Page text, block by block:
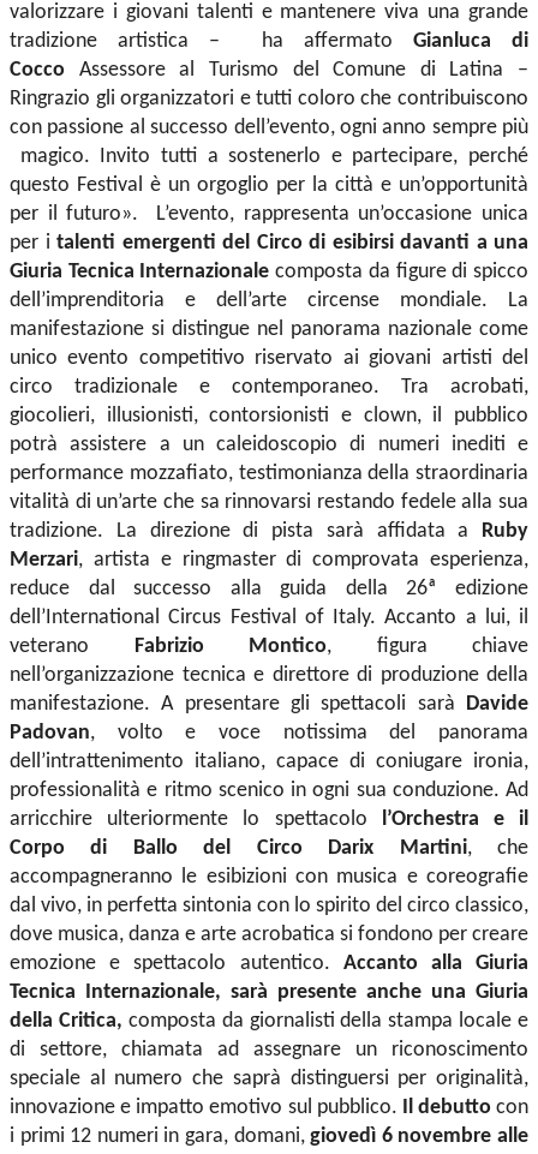
valorizzare i giovani talenti e mantenere viva una grande
tradizione artistica – ha affermato Gianluca di
Cocco Assessore al Turismo del Comune di Latina –
Ringrazio gli organizzatori e tutti coloro che contribuiscono
con passione al successo dell’evento, ogni anno sempre più
magico. Invito tutti a sostenerlo e partecipare, perché
questo Festival è un orgoglio per la città e un’opportunità
per il futuro». L’evento, rappresenta un’occasione unica
per i talenti emergenti del Circo di esibirsi davanti a una
Giuria Tecnica Internazionale composta da figure di spicco
dell’imprenditoria e dell’arte circense mondiale. La
manifestazione si distingue nel panorama nazionale come
unico evento competitivo riservato ai giovani artisti del
circo tradizionale e contemporaneo. Tra acrobati,
giocolieri, illusionisti, contorsionisti e clown, il pubblico
potrà assistere a un caleidoscopio di numeri inediti e
performance mozzafiato, testimonianza della straordinaria
vitalità di un’arte che sa rinnovarsi restando fedele alla sua
tradizione. La direzione di pista sarà affidata a Ruby
Merzari, artista e ringmaster di comprovata esperienza,
reduce dal successo alla guida della 26ª edizione
dell’International Circus Festival of Italy. Accanto a lui, il
veterano Fabrizio Montico, figura chiave
nell’organizzazione tecnica e direttore di produzione della
manifestazione. A presentare gli spettacoli sarà Davide
Padovan, volto e voce notissima del panorama
dell’intrattenimento italiano, capace di coniugare ironia,
professionalità e ritmo scenico in ogni sua conduzione. Ad
arricchire ulteriormente lo spettacolo l’Orchestra e il
Corpo di Ballo del Circo Darix Martini, che
accompagneranno le esibizioni con musica e coreografie
dal vivo, in perfetta sintonia con lo spirito del circo classico,
dove musica, danza e arte acrobatica si fondono per creare
emozione e spettacolo autentico. Accanto alla Giuria
Tecnica Internazionale, sarà presente anche una Giuria
della Critica, composta da giornalisti della stampa locale e
di settore, chiamata ad assegnare un riconoscimento
speciale al numero che saprà distinguersi per originalità,
innovazione e impatto emotivo sul pubblico. Il debutto con
i primi 12 numeri in gara, domani,giovedì 6 novembre alle